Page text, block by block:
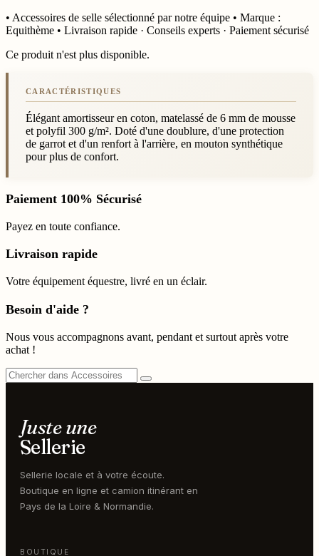
• Accessoires de selle sélectionné par notre équipe • Marque :
Equithème • Livraison rapide · Conseils experts · Paiement sécurisé
Ce produit n'est plus disponible.
Élégant amortisseur en coton, matelassé de 6 mm de mousse
et polyfil 300 g/m². Doté d'une doublure, d'une protection
de garrot et d'un renfort à l'arrière, en mouton synthétique
pour plus de confort.
Paiement 100% Sécurisé
Payez en toute confiance.
Livraison rapide
Votre équipement équestre, livré en un éclair.
Besoin d'aide ?
Nous vous accompagnons avant, pendant et surtout après votre
achat !
Juste une
Sellerie
Sellerie locale et à votre écoute.
Boutique en ligne et camion itinérant en
Pays de la Loire & Normandie.
BOUTIQUE